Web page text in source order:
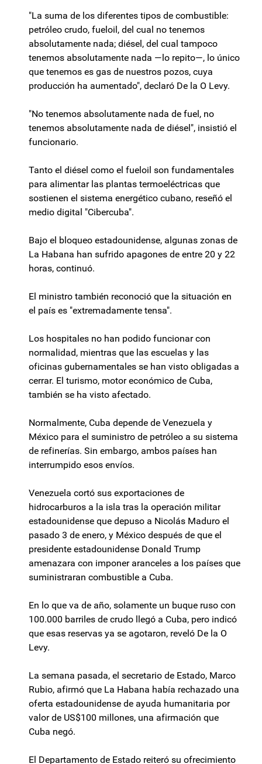
"La suma de los diferentes tipos de combustible:
petróleo crudo, fueloil, del cual no tenemos
absolutamente nada; diésel, del cual tampoco
tenemos absolutamente nada —lo repito—, lo único
que tenemos es gas de nuestros pozos, cuya
producción ha aumentado", declaró De la O Levy.
"No tenemos absolutamente nada de fuel, no
tenemos absolutamente nada de diésel", insistió el
funcionario.
Tanto el diésel como el fueloil son fundamentales
para alimentar las plantas termoeléctricas que
sostienen el sistema energético cubano, reseñó el
medio digital "Cibercuba".
Bajo el bloqueo estadounidense, algunas zonas de
La Habana han sufrido apagones de entre 20 y 22
horas, continuó.
El ministro también reconoció que la situación en
el país es "extremadamente tensa".
Los hospitales no han podido funcionar con
normalidad, mientras que las escuelas y las
oficinas gubernamentales se han visto obligadas a
cerrar. El turismo, motor económico de Cuba,
también se ha visto afectado.
Normalmente, Cuba depende de Venezuela y
México para el suministro de petróleo a su sistema
de refinerías. Sin embargo, ambos países han
interrumpido esos envíos.
Venezuela cortó sus exportaciones de
hidrocarburos a la isla tras la operación militar
estadounidense que depuso a Nicolás Maduro el
pasado 3 de enero, y México después de que el
presidente estadounidense Donald Trump
amenazara con imponer aranceles a los países que
suministraran combustible a Cuba.
En lo que va de año, solamente un buque ruso con
100.000 barriles de crudo llegó a Cuba, pero indicó
que esas reservas ya se agotaron, reveló De la O
Levy.
La semana pasada, el secretario de Estado, Marco
Rubio, afirmó que La Habana había rechazado una
oferta estadounidense de ayuda humanitaria por
valor de US$100 millones, una afirmación que
Cuba negó.
El Departamento de Estado reiteró su ofrecimiento